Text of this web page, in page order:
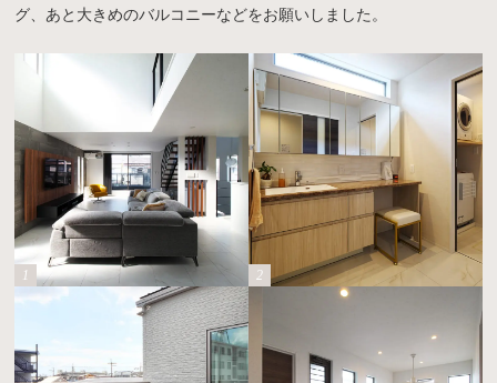
グ、あと大きめのバルコニーなどをお願いしました。